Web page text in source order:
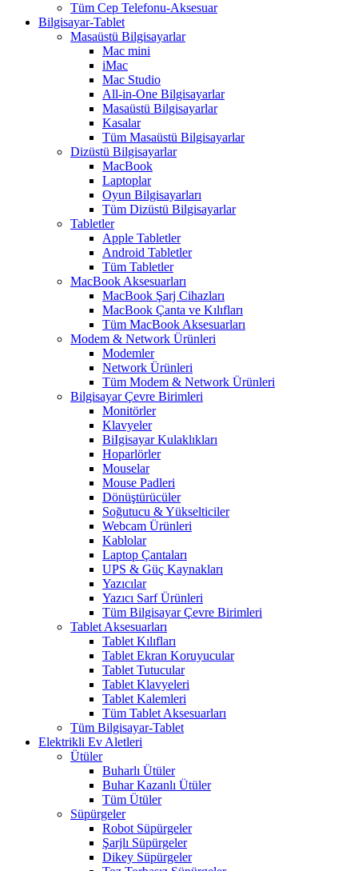
Tüm Cep Telefonu-Aksesuar
Bilgisayar-Tablet
Masaüstü Bilgisayarlar
Mac mini
iMac
Mac Studio
All-in-One Bilgisayarlar
Masaüstü Bilgisayarlar
Kasalar
Tüm Masaüstü Bilgisayarlar
Dizüstü Bilgisayarlar
MacBook
Laptoplar
Oyun Bilgisayarları
Tüm Dizüstü Bilgisayarlar
Tabletler
Apple Tabletler
Android Tabletler
Tüm Tabletler
MacBook Aksesuarları
MacBook Şarj Cihazları
MacBook Çanta ve Kılıfları
Tüm MacBook Aksesuarları
Modem & Network Ürünleri
Modemler
Network Ürünleri
Tüm Modem & Network Ürünleri
Bilgisayar Çevre Birimleri
Monitörler
Klavyeler
BiIgisayar Kulaklıkları
Hoparlörler
Mouselar
Mouse Padleri
Dönüştürücüler
Soğutucu & Yükselticiler
Webcam Ürünleri
Kablolar
Laptop Çantaları
UPS & Güç Kaynakları
Yazıcılar
Yazıcı Sarf Ürünleri
Tüm Bilgisayar Çevre Birimleri
Tablet Aksesuarları
Tablet Kılıfları
Tablet Ekran Koruyucular
Tablet Tutucular
Tablet Klavyeleri
Tablet Kalemleri
Tüm Tablet Aksesuarları
Tüm Bilgisayar-Tablet
Elektrikli Ev Aletleri
Ütüler
Buharlı Ütüler
Buhar Kazanlı Ütüler
Tüm Ütüler
Süpürgeler
Robot Süpürgeler
Şarjlı Süpürgeler
Dikey Süpürgeler